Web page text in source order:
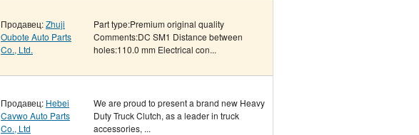
Продавец:Zhuji
Oubote Auto Parts
Co., Ltd.
Part type:Premium original quality
Comments:DC SM1 Distance between
holes:110.0 mm Electrical con...
Продавец: Hebei
Cavwo Auto Parts
Co., Ltd
We are proud to present a brand new Heavy
Duty Truck Clutch, as a leader in truck
accessories, ...